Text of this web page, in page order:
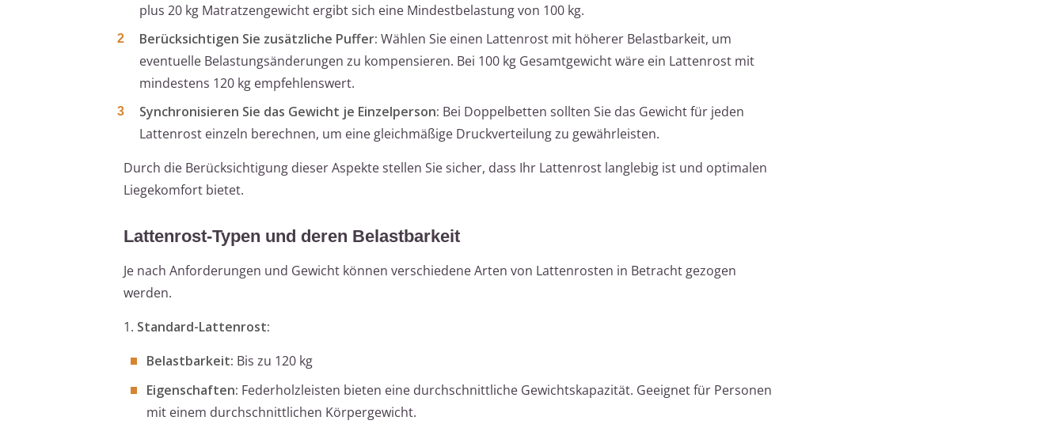
plus 20 kg Matratzengewicht ergibt sich eine Mindestbelastung von 100 kg.
Berücksichtigen Sie zusätzliche Puffer: Wählen Sie einen Lattenrost mit höherer Belastbarkeit, um
eventuelle Belastungsänderungen zu kompensieren. Bei 100 kg Gesamtgewicht wäre ein Lattenrost mit
mindestens 120 kg empfehlenswert.
Synchronisieren Sie das Gewicht je Einzelperson: Bei Doppelbetten sollten Sie das Gewicht für jeden
Lattenrost einzeln berechnen, um eine gleichmäßige Druckverteilung zu gewährleisten.
Durch die Berücksichtigung dieser Aspekte stellen Sie sicher, dass Ihr Lattenrost langlebig ist und optimalen
Liegekomfort bietet.
Lattenrost-Typen und deren Belastbarkeit
Je nach Anforderungen und Gewicht können verschiedene Arten von Lattenrosten in Betracht gezogen
werden.
1. Standard-Lattenrost:
Belastbarkeit: Bis zu 120 kg
Eigenschaften: Federholzleisten bieten eine durchschnittliche Gewichtskapazität. Geeignet für Personen
mit einem durchschnittlichen Körpergewicht.